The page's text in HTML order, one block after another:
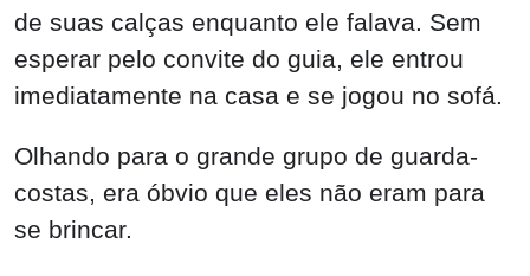
de suas calças enquanto ele falava. Sem
esperar pelo convite do guia, ele entrou
imediatamente na casa e se jogou no sofá.
Olhando para o grande grupo de guarda-
costas, era óbvio que eles não eram para
se brincar.